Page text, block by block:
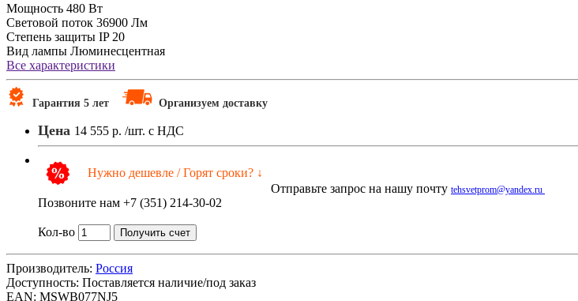
Мощность 480 Вт
Световой поток 36900 Лм
Степень защиты IP 20
Вид лампы Люминесцентная
Все характеристики
Гарантия 5 лет Организуем доставку
Цена 14 555 р. /шт. с НДС
Нужно дешевле / Горят сроки? ↓
Отправьте запрос на нашу почту tehsvetprom@yandex.ru
Позвоните нам +7 (351) 214-30-02
Кол-во Получить счет
Производитель: Россия
Доступность: Поставляется наличие/под заказ
EAN: MSWB077NJ5